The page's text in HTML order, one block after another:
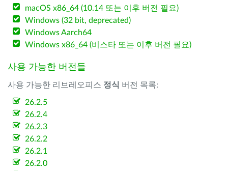
macOS x86_64 (10.14 또는 이후 버전 필요)
Windows (32 bit, deprecated)
Windows Aarch64
Windows x86_64 (비스타 또는 이후 버전 필요)
사용 가능한 버전들
사용 가능한 리브레오피스 정식 버전 목록:
26.2.5
26.2.4
26.2.3
26.2.2
26.2.1
26.2.0